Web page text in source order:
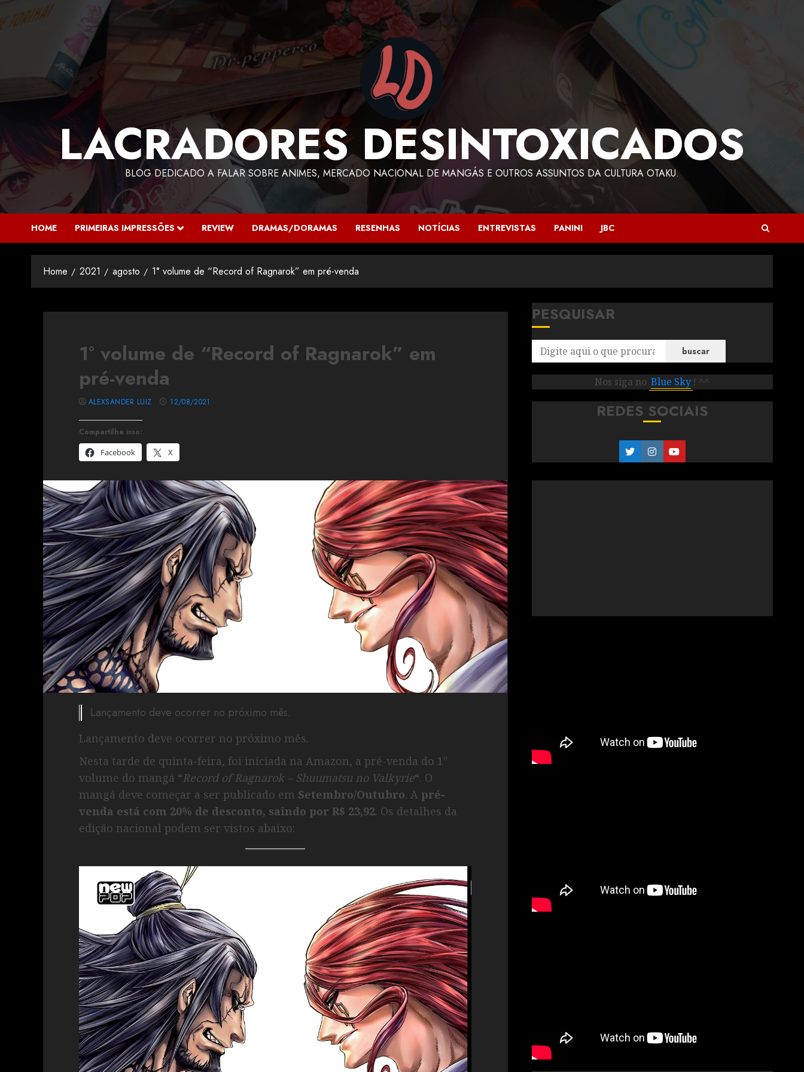
LACRADORES DESINTOXICADOS
BLOG DEDICADO A FALAR SOBRE ANIMES, MERCADO NACIONAL DE MANGÁS E OUTROS ASSUNTOS DA CULTURA OTAKU.
HOME PRIMEIRAS IMPRESSÕES REVIEW DRAMAS/DORAMAS RESENHAS NOTÍCIAS ENTREVISTAS PANINI JBC
Home 2021 agosto 1° volume de “Record of Ragnarok” em pré-venda
1° volume de “Record of Ragnarok” em
pré-venda
Compartilhe isso:
Facebook
X
ALEXSANDER LUIZ 12/08/2021
Lançamento deve ocorrer no próximo mês.
Lançamento deve ocorrer no próximo mês.
Nesta tarde de quinta-feira, foi iniciada na Amazon, a pré-venda do 1°
volume do mangá “Record of Ragnarok – Shuumatsu no Valkyrie“. O
mangá deve começar a ser publicado em Setembro/Outubro. A pré-
venda está com 20% de desconto, saindo por R$ 23,92. Os detalhes da
edição nacional podem ser vistos abaixo:
PESQUISAR
buscar
Nos siga no Blue Sky ! ^^
REDES SOCIAIS